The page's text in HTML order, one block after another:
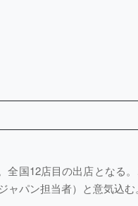
全国12店目の出店となる
パン担当者）と意気込む。